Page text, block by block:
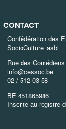
CONTACT
Confédération des
SocioCulturel asbl
Rue des
info@cessoc.be
02 / 512 03 58
BE 451865986
Inscrite au registre